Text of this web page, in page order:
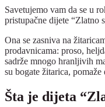
Savetujemo vam da se u
pristupačne dijete “Zlatno
Ona se zasniva na
prodavnicama: proso,
sadrže mnogo hranljivih
su bogate žitarica,
Šta je dijeta